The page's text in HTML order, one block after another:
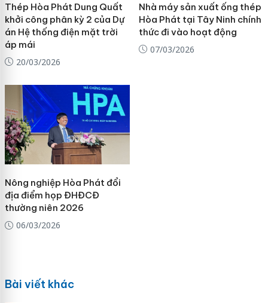
Thép Hòa Phát Dung Quất
khởi công phân kỳ 2 của Dự
án Hệ thống điện mặt trời
áp mái
20/03/2026
Nhà máy sản xuất ống thép
Hòa Phát tại Tây Ninh chính
thức đi vào hoạt động
07/03/2026
Nông nghiệp Hòa Phát đổi
địa điểm họp ĐHĐCĐ
thường niên 2026
06/03/2026
Bài viết khác